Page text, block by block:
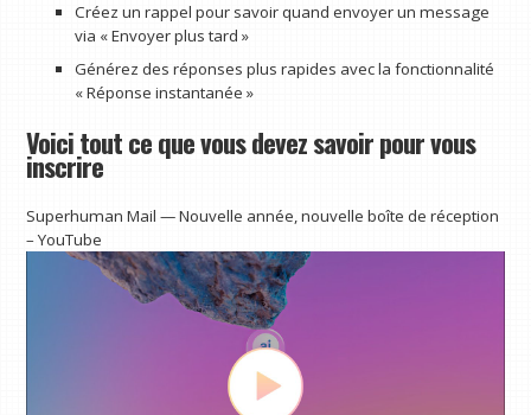
Créez un rappel pour savoir quand envoyer un message
via « Envoyer plus tard »
Générez des réponses plus rapides avec la fonctionnalité
« Réponse instantanée »
Voici tout ce que vous devez savoir pour vous
inscrire
Superhuman Mail — Nouvelle année, nouvelle boîte de réception
– YouTube